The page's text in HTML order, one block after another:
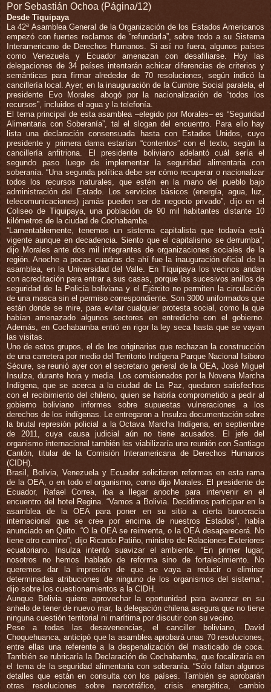
Por Sebastián Ochoa (Página/12)
Desde Tiquipaya
La 42ª Asamblea General de la Organización de los Estados Americanos
empezó con fuertes reclamos de “refundarla”, sobre todo a su Sistema
Interamericano de Derechos Humanos. Si así no fuera, algunos países
como Venezuela y Ecuador amenazan con desafiliarse. Hoy las
delegaciones de 34 países intentarán achicar diferencias de criterios y
semánticas para firmar alrededor de 70 resoluciones, según indicó la
cancillería local. Ayer, en la inauguración de la Cumbre Social paralela, el
presidente Evo Morales abogó por la nacionalización de “todos los
recursos”, incluidos el agua y la telefonía.
El tema principal de esta asamblea –elegido por Morales– es “Seguridad
Alimentaria con Soberanía”, tal el slogan del encuentro. Para ello hay
lista una declaración consensuada hasta con Estados Unidos, cuyo
presidente y primera dama estarían “contentos” con el texto, según la
cancillería anfitriona. El presidente boliviano adelantó cuál sería el
segundo paso luego de implementar la seguridad alimentaria con
soberanía. “Una segunda política debe ser cómo recuperar o nacionalizar
todos los recursos naturales, que estén en la mano del pueblo bajo
administración del Estado. Los servicios básicos (energía, agua, luz,
telecomunicaciones) jamás pueden ser de negocio privado”, dijo en el
Coliseo de Tiquipaya, una población de 90 mil habitantes distante 10
kilómetros de la ciudad de Cochabamba.
“Lamentablemente, tenemos un sistema capitalista que todavía está
vigente aunque en decadencia. Siento que el capitalismo se derrumba”,
dijo Morales ante dos mil integrantes de organizaciones sociales de la
región. Anoche a pocas cuadras de ahí fue la inauguración oficial de la
asamblea, en la Universidad del Valle. En Tiquipaya los vecinos andan
con acreditación para entrar a sus casas, porque los sucesivos anillos de
seguridad de la Policía boliviana y el Ejército no permiten la circulación
de una mosca sin el permiso correspondiente. Son 3000 uniformados que
están donde se mire, para evitar cualquier protesta social, como la que
habían amenazado algunos sectores en entredicho con el gobierno.
Además, en Cochabamba entró en rigor la ley seca hasta que se vayan
las visitas.
Uno de estos grupos, el de los originarios que rechazan la construcción
de una carretera por medio del Territorio Indígena Parque Nacional Isiboro
Sécure, se reunió ayer con el secretario general de la OEA, José Miguel
Insulza, durante hora y media. Los comisionados por la Novena Marcha
Indígena, que se acerca a la ciudad de La Paz, quedaron satisfechos
con el recibimiento del chileno, quien se habría comprometido a pedir al
gobierno boliviano informes sobre supuestas vulneraciones a los
derechos de los indígenas. Le entregaron a Insulza documentación sobre
la brutal represión policial a la Octava Marcha Indígena, en septiembre
de 2011, cuya causa judicial aún no tiene acusados. El jefe del
organismo internacional también les viabilizaría una reunión con Santiago
Cantón, titular de la Comisión Interamericana de Derechos Humanos
(CIDH).
Brasil, Bolivia, Venezuela y Ecuador solicitaron reformas en esta rama
de la OEA, o en todo el organismo, como dijo Morales. El presidente de
Ecuador, Rafael Correa, iba a llegar anoche para intervenir en el
encuentro del hotel Regina. “Vamos a Bolivia. Decidimos participar en la
asamblea de la OEA para poner en su sitio a cierta burocracia
internacional que se cree por encima de nuestros Estados”, había
anunciado en Quito. “O la OEA se reinventa, o la OEA desaparecerá. No
tiene otro camino”, dijo Ricardo Patiño, ministro de Relaciones Exteriores
ecuatoriano. Insulza intentó suavizar el ambiente. “En primer lugar,
nosotros no hemos hablado de reforma sino de fortalecimiento. No
queremos dar la impresión de que se vaya a reducir o eliminar
determinadas atribuciones de ninguno de los organismos del sistema”,
dijo sobre los cuestionamientos a la CIDH.
Aunque Bolivia quiere aprovechar la oportunidad para avanzar en su
anhelo de tener de nuevo mar, la delegación chilena asegura que no tiene
ninguna cuestión territorial ni marítima por discutir con su vecino.
Pese a todas las desavenencias, el canciller boliviano, David
Choquehuanca, anticipó que la asamblea aprobará unas 70 resoluciones,
entre ellas una referente a la despenalización del masticado de coca.
También se rubricaría la Declaración de Cochabamba, que focalizaría en
el tema de la seguridad alimentaria con soberanía. “Sólo faltan algunos
detalles que están en consulta con los países. También se aprobarán
otras resoluciones sobre narcotráfico, crisis energética, cambio